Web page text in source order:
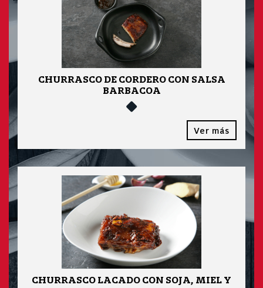
CHURRASCO DE CORDERO CON SALSA
BARBACOA
Ver más
CHURRASCO LACADO CON SOJA, MIEL Y